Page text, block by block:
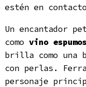
estén en
Un encantador
como vino
brilla como una
con perlas.
personaje